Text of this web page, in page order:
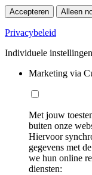
Accepteren Alleen
Privacybeleid
Individuele
Marketing via
Met jouw
buiten onze
Hiervoor
gegevens met
we hun online
diensten: